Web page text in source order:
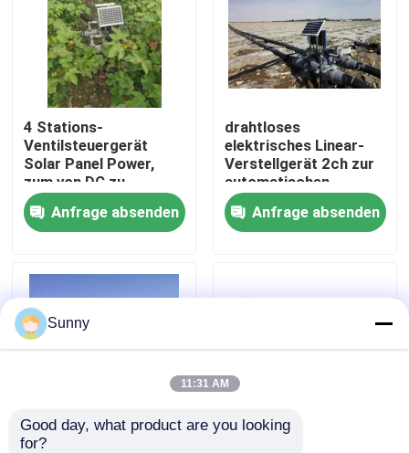
Videos
Über uns
Werksbesichtigung
Qualitätskontrolle
Kontakt mit uns
Neuigkeiten
Blog
4 Stations-
Ventilsteuergerät
Solar Panel Power,
zum von DC zu
steuern, das
automatisch verriegelt
Anfrage absenden
drahtloses
elektrisches Linear-
Verstellgerät 2ch zur
automatischen
Bewässerungs-
Steuerung
Anfrage absenden
Intelligenter
Sunny
11:31 AM
Good day, what product are you looking
for?